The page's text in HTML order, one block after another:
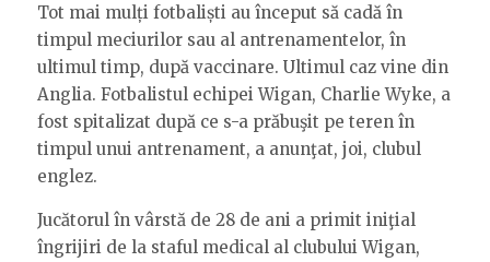
Tot mai mulți fotbaliști au început să cadă în
timpul meciurilor sau al antrenamentelor, în
ultimul timp, după vaccinare. Ultimul caz vine din
Anglia. Fotbalistul echipei Wigan, Charlie Wyke, a
fost spitalizat după ce s-a prăbuşit pe teren în
timpul unui antrenament, a anunţat, joi, clubul
englez.
Jucătorul în vârstă de 28 de ani a primit iniţial
îngrijiri de la staful medical al clubului Wigan,